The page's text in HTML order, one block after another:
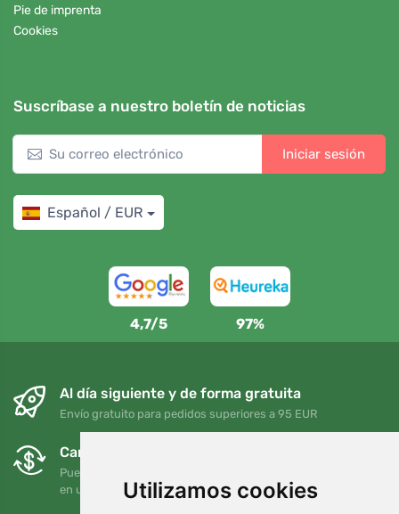
Utilizamos cookies
Pie de imprenta
Cookies
Suscríbase a nuestro boletín de noticias
Iniciar sesión
Español / EUR
4,7/5 97%
Al día siguiente y de forma gratuita
Envío gratuito para pedidos superiores a 95 EUR
Cambios y devoluciones gratuitos
Puede devolver o cambiar su pedido en cualquier momento
en un plazo de 90 días